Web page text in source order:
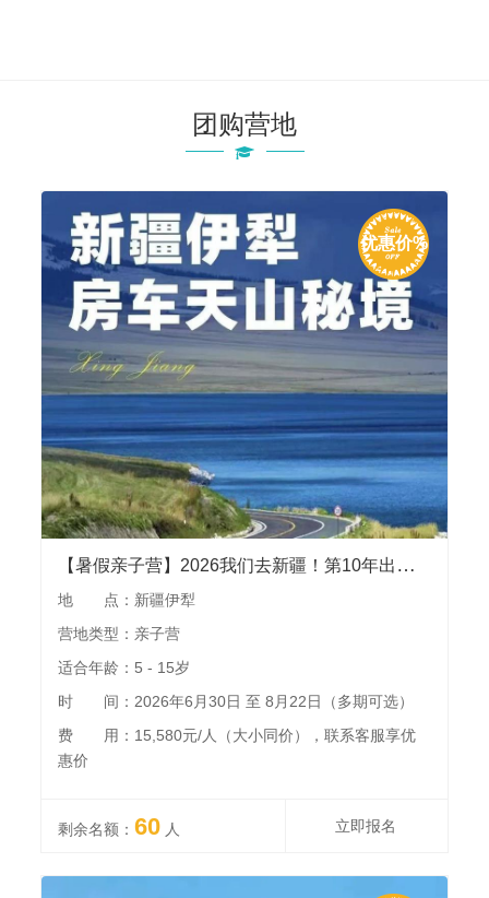
团购营地
优惠价%
【暑假亲子营】2026我们去新疆！第10年出发，“躺平”房车里游伊犁，独家安集海峡谷露营，住宿赛里木湖、琼库什台、昭苏玉湖景区野奢酒店
地 点：新疆伊犁
营地类型：亲子营
适合年龄：5 - 15岁
时 间：2026年6月30日 至 8月22日（多期可选）
费 用：15,580元/人（大小同价），联系客服享优
惠价
剩余名额：60 人 立即报名